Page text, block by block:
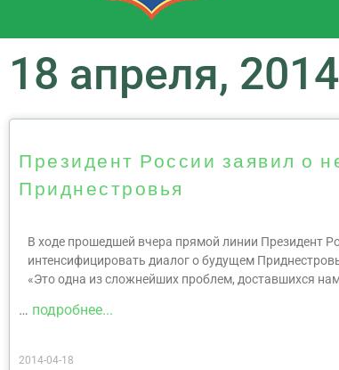
18 апреля, 2014
Президент России заявил о
Приднестровья
В ходе прошедшей вчера прямой линии Президент
интенсифицировать диалог о будущем
«Это одна из сложнейших проблем, доставшихся
… подробнее...
2014-04-18